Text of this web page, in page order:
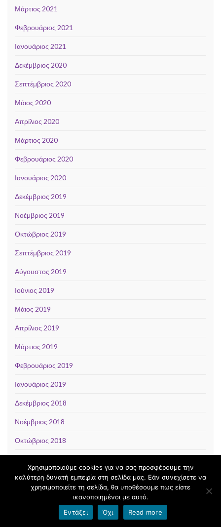
Μάρτιος 2021
Φεβρουάριος 2021
Ιανουάριος 2021
Δεκέμβριος 2020
Σεπτέμβριος 2020
Μάιος 2020
Απρίλιος 2020
Μάρτιος 2020
Φεβρουάριος 2020
Ιανουάριος 2020
Δεκέμβριος 2019
Νοέμβριος 2019
Οκτώβριος 2019
Σεπτέμβριος 2019
Αύγουστος 2019
Ιούνιος 2019
Μάιος 2019
Απρίλιος 2019
Μάρτιος 2019
Φεβρουάριος 2019
Ιανουάριος 2019
Δεκέμβριος 2018
Νοέμβριος 2018
Οκτώβριος 2018
Αύγουστος 2018
Χρησιμοποιούμε cookies για να σας προσφέρουμε την
καλύτερη δυνατή εμπειρία στη σελίδα μας. Εάν συνεχίσετε να
χρησιμοποιείτε τη σελίδα, θα υποθέσουμε πως είστε
ικανοποιημένοι με αυτό.
Εντάξει
Όχι Read more